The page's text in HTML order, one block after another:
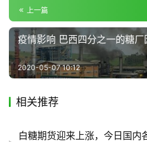
专
题
地
区
频
上一篇
疫情影响 巴西四分之一的糖
2020-05-07 10:12
相关推荐
白糖期货迎来上涨，今日国内